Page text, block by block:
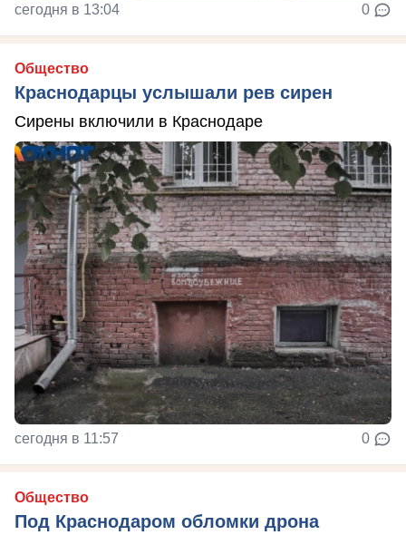
сегодня в 13:04 0
Общество
Краснодарцы услышали рев сирен
Сирены включили в Краснодаре
сегодня в 11:57 0
Общество
Под Краснодаром обломки дрона